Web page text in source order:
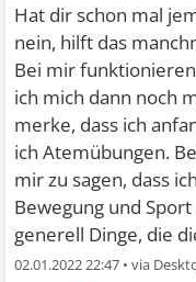
Hat dir schon mal
nein, hilft das
Bei mir
ich mich dann noch
merke, dass ich
ich Atemübungen.
mir zu sagen, dass
Bewegung und
generell Dinge, die
02.01.2022 22:47 •